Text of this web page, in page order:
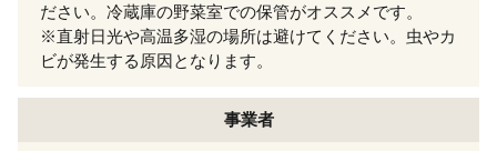
ださい。冷蔵庫の野菜室での保管がオススメです。
※直射日光や高温多湿の場所は避けてください。虫やカ
ビが発生する原因となります。
事業者